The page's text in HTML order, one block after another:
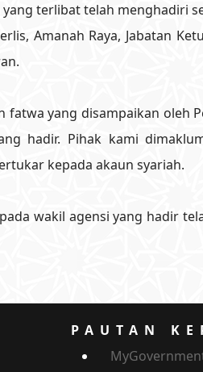
terlibat telah menghadiri
Amanah Raya, Jabatan
fatwa yang disampaikan oleh
hadir. Pihak kami
kepada akaun syariah.
wakil agensi yang hadir
PAUTAN